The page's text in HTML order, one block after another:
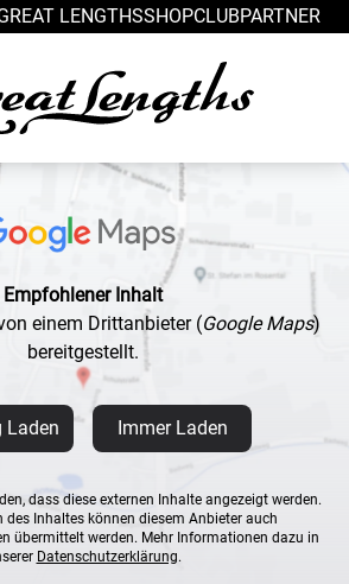
LENGTHSSHOPCLUBPARTNER
Empfohlener Inhalt
einem Drittanbieter (Google Maps)
bereitgestellt.
Laden Immer Laden
dass diese externen Inhalte angezeigt werden.
des Inhaltes können diesem Anbieter auch
übermittelt werden. Mehr Informationen dazu in
Datenschutzerklärung.